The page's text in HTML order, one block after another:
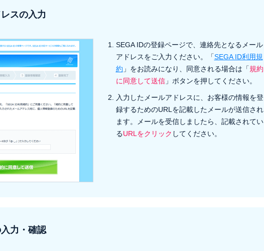
スの入力
SEGA IDの登録ページで、連絡先となるメール
アドレスをご入力ください。「SEGA ID利用規
約 」をお読みになり、同意される場合は「規約
に同意して送信」ボタンを押してください。
入力したメールアドレスに、お客様の情報を登
録するためのURLを記載したメールが送信され
ます。メールを受信しましたら、記載されてい
るURLをクリック してください。
力・確認